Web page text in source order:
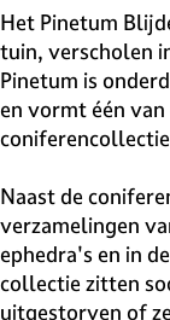
Het Pinetum
tuin, verscholen
Pinetum is
en vormt één
Naast de
verzamelingen
ephedra's en in
collectie zitten
uitgestorven of